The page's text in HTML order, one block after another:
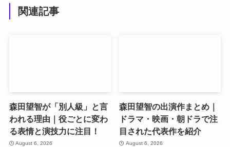
関連記事
森田望智が「別人級」と言
われる理由｜役ごとに変わ
る表情と演技力に注目！
August 6, 2026
森田望智の出演作まとめ｜
ドラマ・映画・朝ドラで注
目された代表作を紹介
August 6, 2026